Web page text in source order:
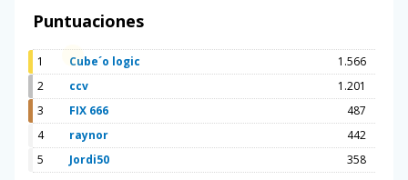
Puntuaciones
1 Cube´o logic
1.566
2
ccv
1.201
3
FIX 666
487
4
raynor
442
5
Jordi50 358